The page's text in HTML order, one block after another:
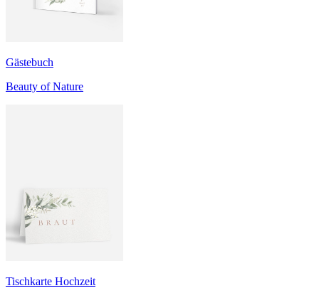
Gästebuch
Beauty of Nature
Tischkarte Hochzeit